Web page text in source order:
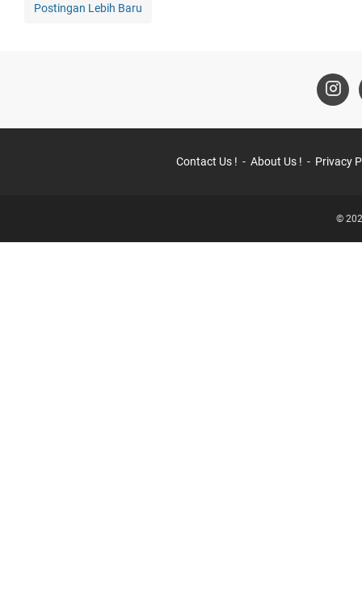
Postingan Lebih Baru
Contact Us ! About Us ! Privacy
©